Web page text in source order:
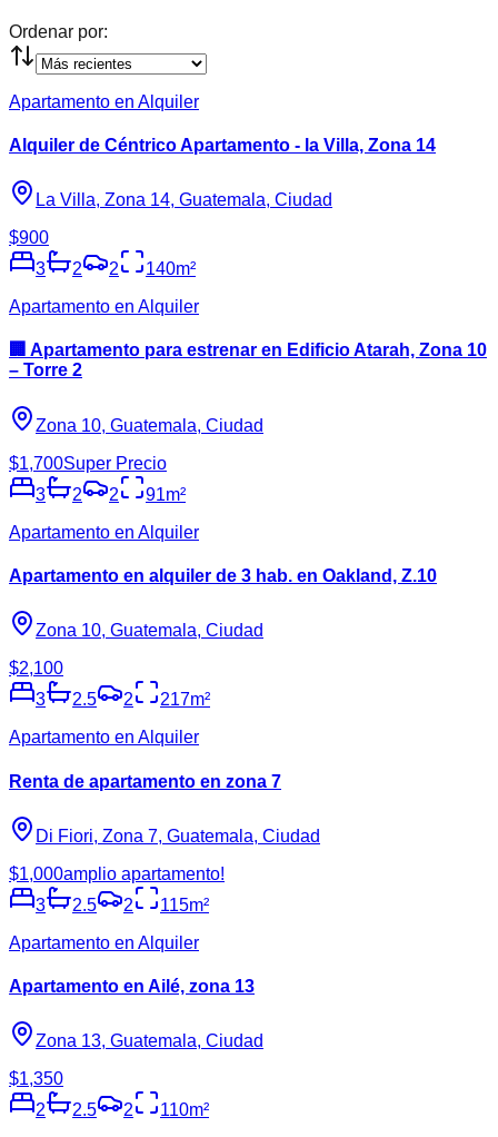
Ordenar por:
Apartamento en Alquiler
Alquiler de Céntrico Apartamento - la Villa, Zona 14
La Villa, Zona 14, Guatemala, Ciudad
$900
3
2 2 140m²
Apartamento en Alquiler
🏢 Apartamento para estrenar en Edificio Atarah, Zona 10
– Torre 2
Zona 10, Guatemala, Ciudad
$1,700Super Precio
3
2 2 91m²
Apartamento en Alquiler
Apartamento en alquiler de 3 hab. en Oakland, Z.10
Zona 10, Guatemala, Ciudad
$2,100
3
2.5 2 217m²
Apartamento en Alquiler
Renta de apartamento en zona 7
Di Fiori, Zona 7, Guatemala, Ciudad
$1,000amplio apartamento!
3
2.5 2 115m²
Apartamento en Alquiler
Apartamento en Ailé, zona 13
Zona 13, Guatemala, Ciudad
$1,350
2
2.5 2 110m²